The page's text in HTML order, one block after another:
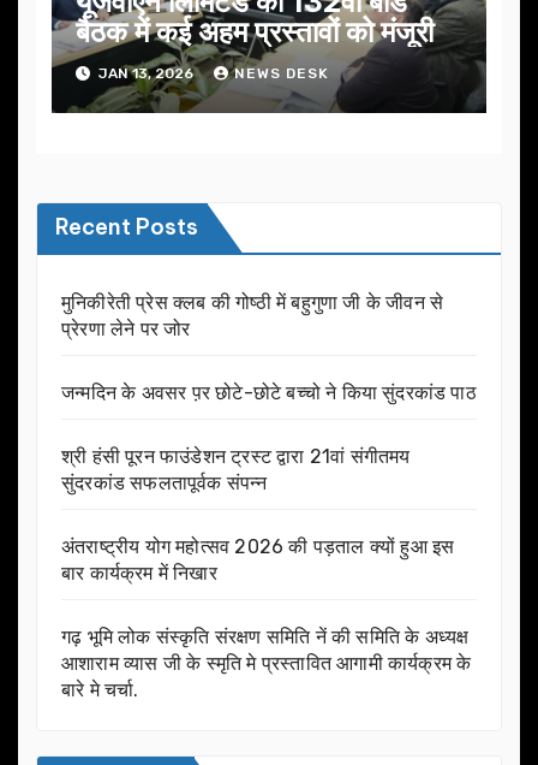
बैठक में कई अहम प्रस्तावों को मंजूरी
JAN 13, 2026 NEWS DESK
Recent Posts
मुनिकीरेती प्रेस क्लब की गोष्ठी में बहुगुणा जी के जीवन से
प्रेरणा लेने पर जोर
जन्मदिन के अवसर प़र छोटे-छोटे बच्चो ने किया सुंदरकांड पाठ
श्री हंसी पूरन फाउंडेशन ट्रस्ट द्वारा 21वां संगीतमय
सुंदरकांड सफलतापूर्वक संपन्न
अंतराष्ट्रीय योग महोत्सव 2026 की पड़ताल क्यों हुआ इस
बार कार्यक्रम में निखार
गढ़ भूमि लोक संस्कृति संरक्षण समिति नें की समिति के अध्यक्ष
आशाराम व्यास जी के स्मृति मे प्रस्तावित आगामी कार्यक्रम के
बारे मे चर्चा.